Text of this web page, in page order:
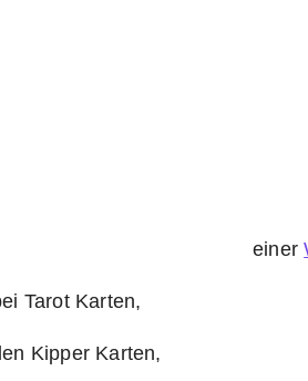
einer
Tarot Karten,
Kipper Karten,